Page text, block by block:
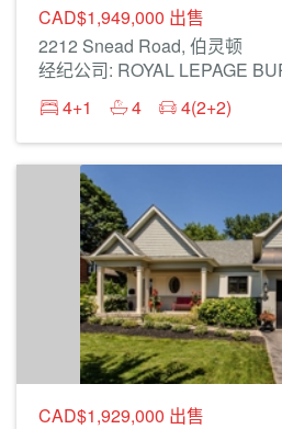
CAD$1,949,000 出售
2212 Snead Road, 伯灵顿
4+1
4 4(2+2)
CAD$1,929,000 出售